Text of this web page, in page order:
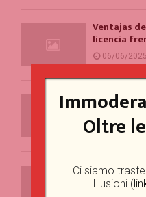
Ventajas
licencia
06/06/2025
Example
Example
15/03/
Oltre
Ci siamo
Illusioni (